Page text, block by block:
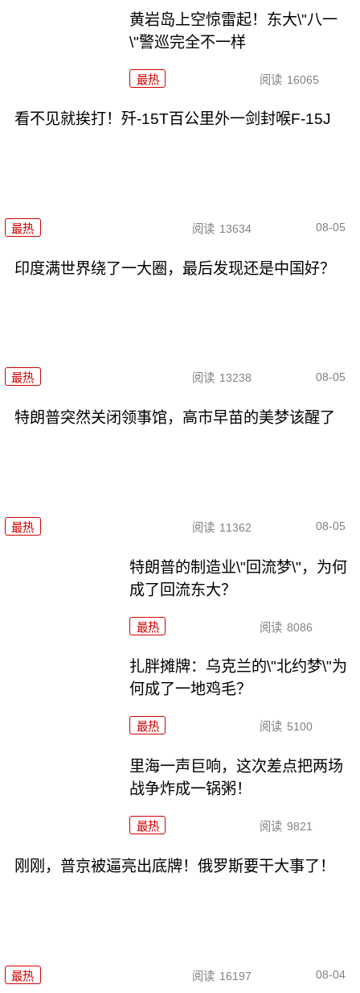
黄岩岛上空惊雷起！东大\"八一
\"警巡完全不一样
最热 阅读 16065
看不见就挨打！歼-15T百公里外一剑封喉F-15J
最热 阅读 13634 08-05
印度满世界绕了一大圈，最后发现还是中国好？
最热 阅读 13238 08-05
特朗普突然关闭领事馆，高市早苗的美梦该醒了
最热 阅读 11362 08-05
特朗普的制造业\"回流梦\"，为何
成了回流东大？
最热 阅读 8086
扎胖摊牌：乌克兰的\"北约梦\"为
何成了一地鸡毛？
最热 阅读 5100
里海一声巨响，这次差点把两场
战争炸成一锅粥！
最热 阅读 9821
刚刚，普京被逼亮出底牌！俄罗斯要干大事了！
最热 阅读 16197 08-04